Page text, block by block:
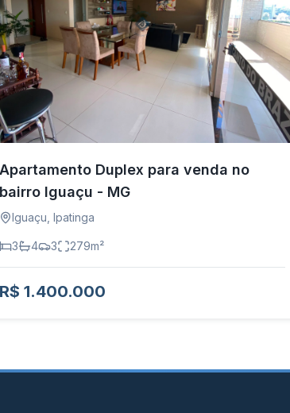
Apartamento Duplex para venda no
bairro Iguaçu - MG
Iguaçu Ipatinga
3 4 3 279m²
R$ 1.400.000